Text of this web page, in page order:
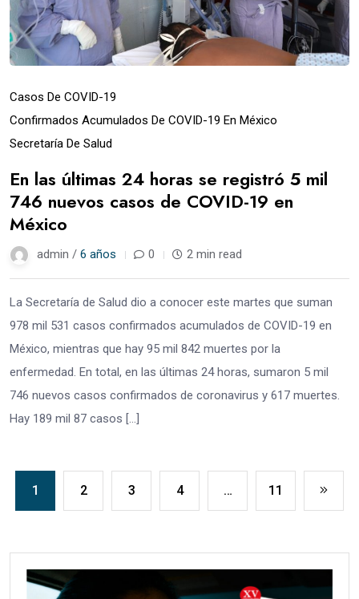
Casos De COVID-19
Confirmados Acumulados De COVID-19 En México
Secretaría De Salud
En las últimas 24 horas se registró 5 mil
746 nuevos casos de COVID-19 en
México
admin / 6 años 0 2 min read
La Secretaría de Salud dio a conocer este martes que suman
978 mil 531 casos confirmados acumulados de COVID-19 en
México, mientras que hay 95 mil 842 muertes por la
enfermedad. En total, en las últimas 24 horas, sumaron 5 mil
746 nuevos casos confirmados de coronavirus y 617 muertes.
Hay 189 mil 87 casos […]
1 2 3 4 … 11